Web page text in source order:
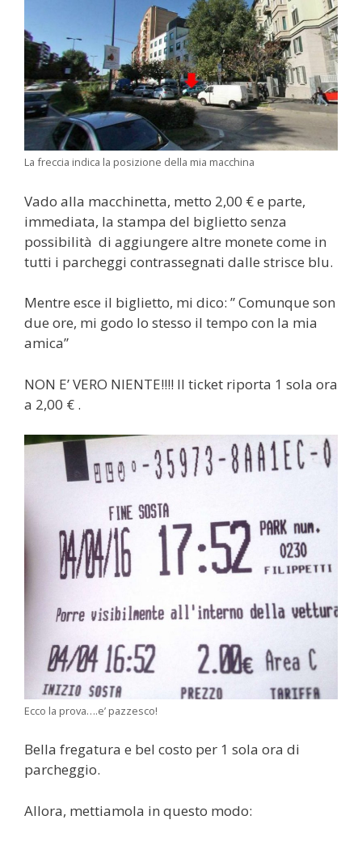
La freccia indica la posizione della mia macchina
Vado alla macchinetta, metto 2,00 € e parte,
immediata, la stampa del biglietto senza
possibilità di aggiungere altre monete come in
tutti i parcheggi contrassegnati dalle strisce blu.
Mentre esce il biglietto, mi dico: ” Comunque son
due ore, mi godo lo stesso il tempo con la mia
amica”
NON E’ VERO NIENTE!!!! Il ticket riporta 1 sola ora
a 2,00 € .
Ecco la prova….e’ pazzesco!
Bella fregatura e bel costo per 1 sola ora di
parcheggio.
Allora, mettiamola in questo modo: